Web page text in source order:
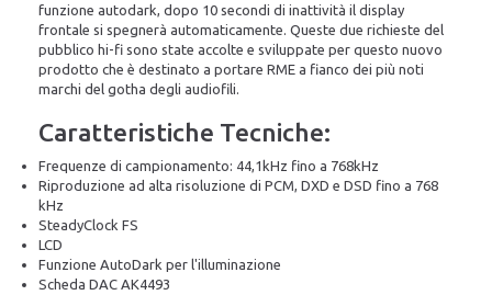
funzione autodark, dopo 10 secondi di inattività il display
frontale si spegnerà automaticamente. Queste due richieste del
pubblico hi-fi sono state accolte e sviluppate per questo nuovo
prodotto che è destinato a portare RME a fianco dei più noti
marchi del gotha degli audiofili.
Caratteristiche Tecniche:
Frequenze di campionamento: 44,1kHz fino a 768kHz
Riproduzione ad alta risoluzione di PCM, DXD e DSD fino a 768
kHz
SteadyClock FS
LCD
Funzione AutoDark per l'illuminazione
Scheda DAC AK4493